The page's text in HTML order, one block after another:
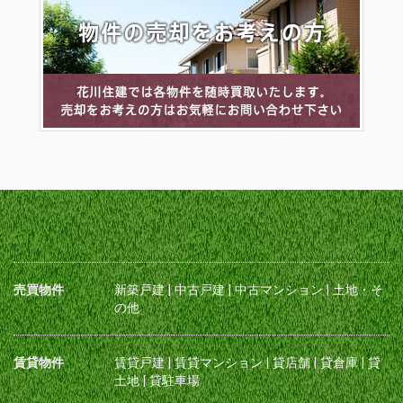
売買物件 新築戸建|中古戸建|中古マンション|土地・そ
の他
賃貸物件 賃貸戸建|賃貸マンション|貸店舗|貸倉庫|貸
土地|貸駐車場